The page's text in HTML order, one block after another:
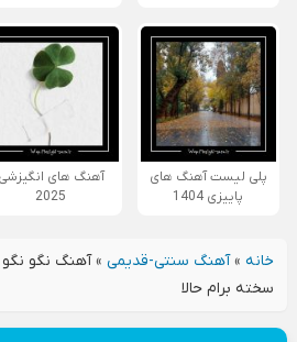
پلی لیست آهنگ های
پاییزی 1404
آهنگ های انگیزشی
2025
خانه»آهنگ سنتی-قدیمی»آهنگ نگو نگو
سخته برام حالا